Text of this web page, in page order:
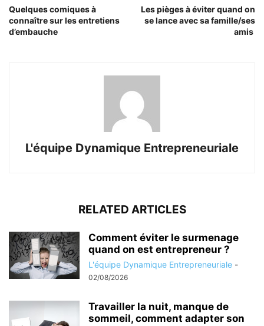
Quelques comiques à
connaître sur les entretiens
d’embauche
Les pièges à éviter quand on
se lance avec sa famille/ses
amis
L'équipe Dynamique Entrepreneuriale
RELATED ARTICLES
Comment éviter le surmenage
quand on est entrepreneur ?
L'équipe Dynamique Entrepreneuriale -
02/08/2026
Travailler la nuit, manque de
sommeil, comment adapter son